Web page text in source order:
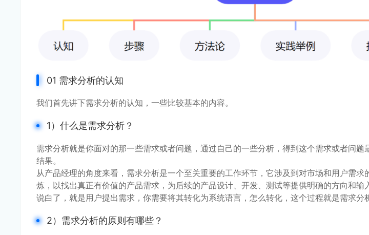
01 需求分析的认知
我们首先讲下需求分析的认知，一些比较基本的内容。
1）什么是需求分析？
需求分析就是你面对的那一些需求或者问题，通过自己的一些分析，得到这个需求或者问题
结果。
从产品经理的角度来看，需求分析是一个至关重要的工作环节，它涉及到对市场和用户需求
炼，以找出真正有价值的产品需求，为后续的产品设计、开发、测试等提供明确的方向和输
说白了，就是用户提出需求，你需要将其转化为系统语言，怎么转化，这个过程就是需求分
2）需求分析的原则有哪些？